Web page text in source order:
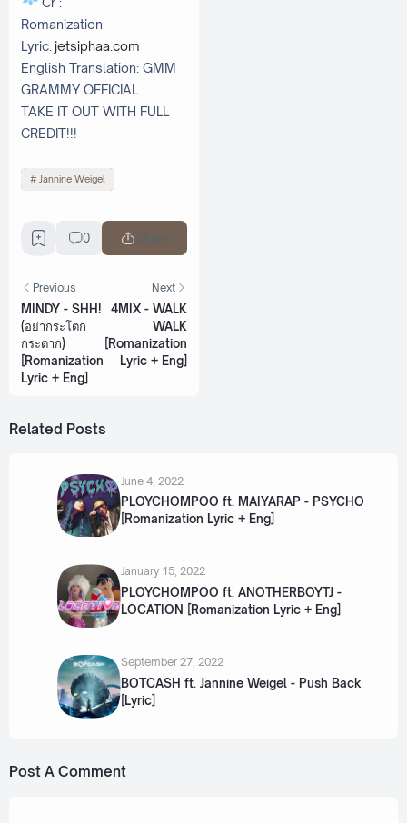
Romanization
Lyric:jetsiphaa.com
English Translation: GMM
GRAMMY OFFICIAL
TAKE IT OUT WITH FULL
CREDIT!!!
Jannine Weigel
0 Share
Previous
MINDY - SHH!
(อย่ากระโตก
กระตาก)
[Romanization
Lyric + Eng]
Next
4MIX - WALK
WALK
[Romanization
Lyric + Eng]
Related Posts
June 4, 2022
PLOYCHOMPOO ft. MAIYARAP - PSYCHO
[Romanization Lyric + Eng]
January 15, 2022
PLOYCHOMPOO ft. ANOTHERBOYTJ -
LOCATION [Romanization Lyric + Eng]
September 27, 2022
BOTCASH ft. Jannine Weigel - Push Back
[Lyric]
Post A Comment